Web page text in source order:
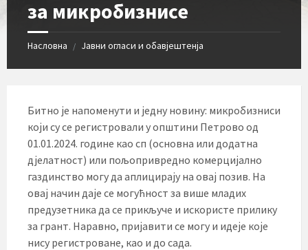
за микробизнисе
Насловна / Јавни огласи и обавјештенја
Битно је напоменути и једну новину: микробизниси
који су се регистровали у општини Петрово од
01.01.2024. године као сп (основна или додатна
дјелатност) или пољопривредно комерцијално
газдинство могу да аплицирају на овај позив. На
овај начин даје се могућност за више младих
предузетника да се прикључе и искористе прилику
за грант. Наравно, пријавити се могу и идеје које
нису регистроване, као и до сада.